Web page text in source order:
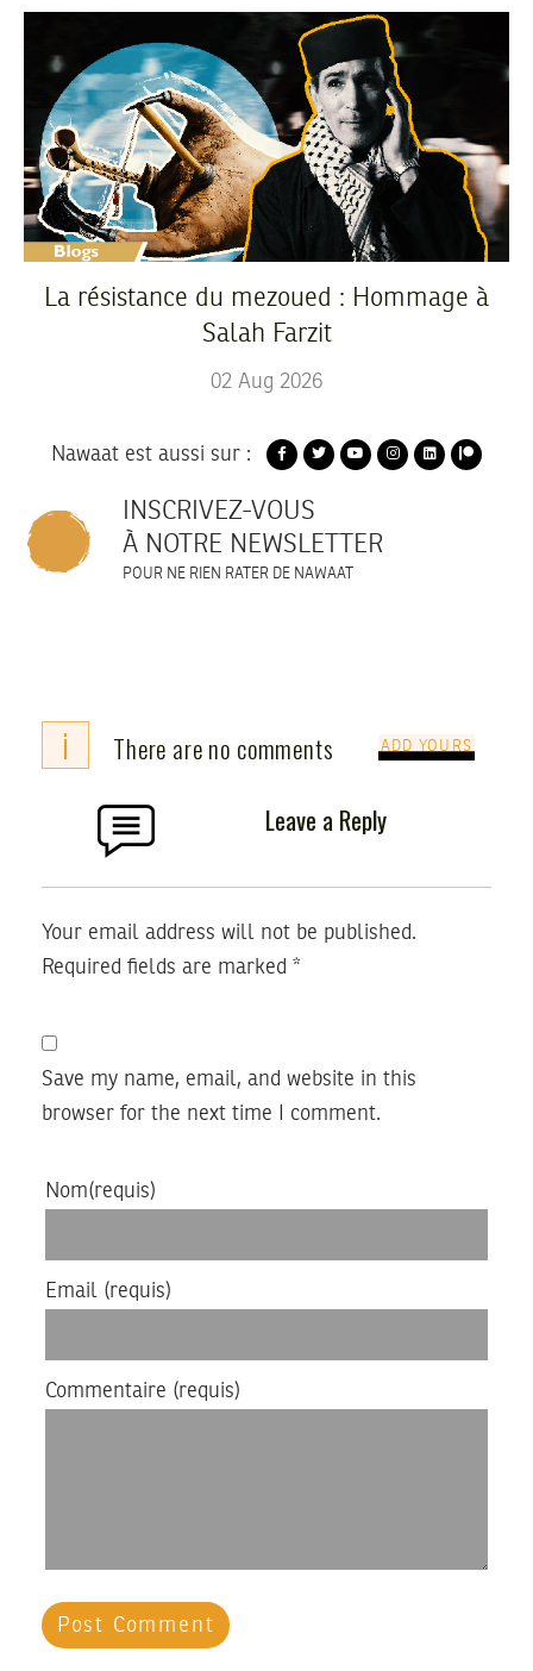
La résistance du mezoued : Hommage à
Salah Farzit
02 Aug 2026
Nawaat est aussi sur :
INSCRIVEZ-VOUS
À NOTRE NEWSLETTER
POUR NE RIEN RATER DE NAWAAT
i There are no comments ADD YOURS
Leave a Reply
Your email address will not be published.
Required fields are marked *
Save my name, email, and website in this
browser for the next time I comment.
Nom(requis)
Email (requis)
Commentaire (requis)